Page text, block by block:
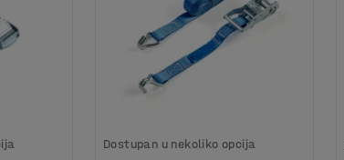
Dostupan u nekoliko opcija